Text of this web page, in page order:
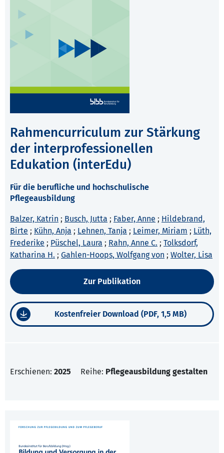
Rahmencurriculum zur Stärkung
der interprofessionellen
Edukation (interEdu)
Für die berufliche und hochschulische
Pflegeausbildung
Balzer, Katrin ; Busch, Jutta ; Faber, Anne ; Hildebrand,
Birte ; Kühn, Anja ; Lehnen, Tanja ; Leimer, Miriam ; Lüth,
Frederike ; Püschel, Laura ; Rahn, Anne C. ; Tolksdorf,
Katharina H. ; Gahlen-Hoops, Wolfgang von ; Wolter, Lisa
Zur Publikation
Kostenfreier Download (PDF, 1,5 MB)
Erschienen: 2025 Reihe: Pflegeausbildung gestalten